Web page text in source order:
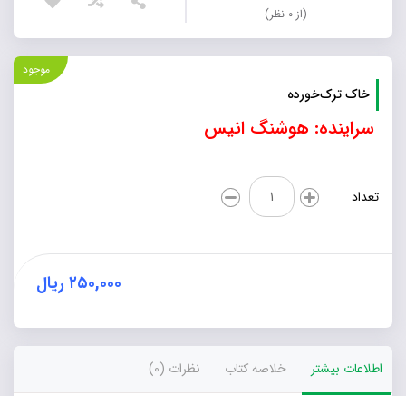
(از ۰ نظر)
موجود
خاک ترک‌خورده
سراینده: هوشنگ انیس
تعداد
خاک
ترک‌خورده
عدد
۲۵۰,۰۰۰ ریال
اطلاعات بیشتر خلاصه کتاب نظرات (0)